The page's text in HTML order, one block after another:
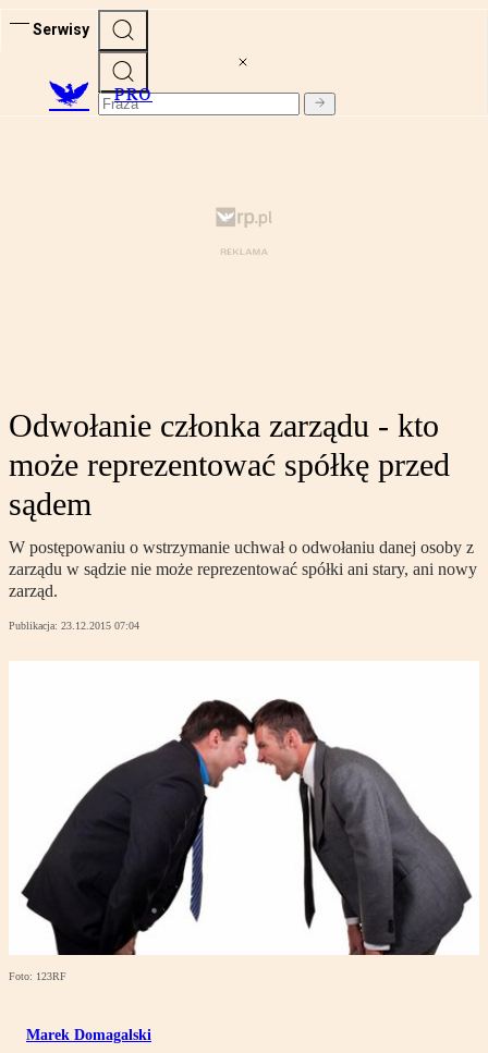
Serwisy
PRO
Odwołanie członka zarządu - kto
może reprezentować spółkę przed
sądem
W postępowaniu o wstrzymanie uchwał o odwołaniu danej osoby z
zarządu w sądzie nie może reprezentować spółki ani stary, ani nowy
zarząd.
Publikacja: 23.12.2015 07:04
Foto: 123RF
Marek Domagalski